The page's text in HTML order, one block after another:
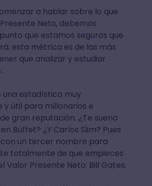
a hablar sobre lo que
Neto, debemos
que estamos seguros que
esta métrica es de las más
que analizar y estudiar
una estadística muy
útil para millonarios e
gran reputación. ¿Te suena
Buffet? ¿Y Carlos Slim? Pues
un tercer nombre para
totalmente de que empieces
Valor Presente Neto: Bill Gates.